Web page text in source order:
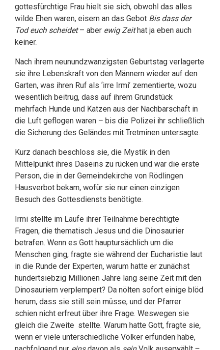
gottesfürchtige Frau hielt sie sich, obwohl das alles
wilde Ehen waren, eisern an das Gebot Bis dass der
Tod euch scheidet– aber ewig Zeithat ja eben auch
keiner.
Nach ihrem neunundzwanzigsten Geburtstag verlagerte
sie ihre Lebenskraft von den Männern wieder auf den
Garten, was ihren Ruf als ‘irre Irmi’ zementierte, wozu
wesentlich beitrug, dass auf ihrem Grundstück
mehrfach Hunde und Katzen aus der Nachbarschaft in
die Luft geflogen waren – bis die Polizei ihr schließlich
die Sicherung des Geländes mit Tretminen untersagte.
Kurz danach beschloss sie, die Mystik in den
Mittelpunkt ihres Daseins zu rücken und war die erste
Person, die in der Gemeindekirche von Rödlingen
Hausverbot bekam, wofür sie nur einen einzigen
Besuch des Gottesdiensts benötigte.
Irmi stellte im Laufe ihrer Teilnahme berechtigte
Fragen, die thematisch Jesus und die Dinosaurier
betrafen. Wenn es Gott hauptursächlich um die
Menschen ging, fragte sie während der Eucharistie laut
in die Runde der Experten, warum hatte er zunächst
hundertsiebzig Millionen Jahre lang seine Zeit mit den
Dinosauriern verplempert? Da nölten sofort einige blöd
herum, dass sie still sein müsse, und der Pfarrer
schien nicht erfreut über ihre Frage. Weswegen sie
gleich die Zweite stellte. Warum hatte Gott, fragte sie,
wenn er viele unterschiedliche Völker erfunden habe,